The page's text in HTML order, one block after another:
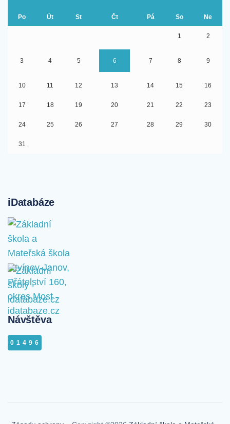
Po Út St Čt Pá So Ne
1 2
3 4 5 6 7 8 9
10 11 12 13 14 15 16
17 18 19 20 21 22 23
24 25 26 27 28 29 30
31
iDatabáze
Návštěva
01496